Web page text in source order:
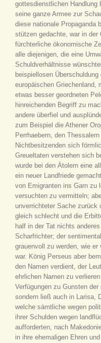
gottesdienstlichen Handlung
seine ganze Armee zur
diese nationale Propaganda
stützen gedachte, war in der
fürchterliche ökonomische
alle diejenigen, die eine
Schuldverhältnisse
beispiellosen
europäischen Griechenland,
etwas besser geordneten
hinreichenden Begriff zu
andere überfiel und
zum Beispiel die Athener
Perrhaebern, den
Nichtbesitzenden sich
Greueltaten verstehen sich
wurde bei den Ätolern eine
ein neuer Landfriede
von Emigranten ins Garn zu
versuchten zu vermitteln;
unverrichteter Sache zurück
gleich schlecht und die
half in der Tat nichts
Scharfrichter; der
grauenvoll zu werden, wie
war. König Perseus aber
den Namen verdient, der
ehrlichen Namen zu
Verfügungen zu Gunsten
sondern ließ auch in Larisa,
welche sämtliche wegen
ihrer Schulden wegen
aufforderten, nach
in ihre ehemaligen Ehren